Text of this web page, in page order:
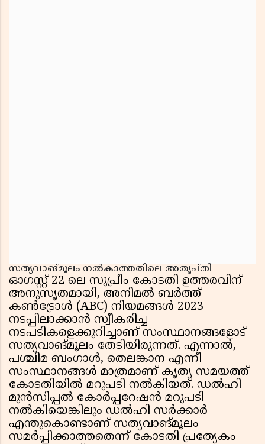
സത്യവാങ്മൂലം നൽകാത്തതിലെ അതൃപ്തി
ഓഗസ്റ്റ് 22 ലെ സുപ്രീം കോടതി ഉത്തരവിന്
അനുസൃതമായി, അനിമൽ ബർത്ത്
കൺട്രോൾ (ABC) നിയമങ്ങൾ 2023
നടപ്പിലാക്കാൻ സ്വീകരിച്ച
നടപടികളെക്കുറിച്ചാണ് സംസ്ഥാനങ്ങളോട്
സത്യവാങ്മൂലം തേടിയിരുന്നത്. എന്നാൽ,
പശ്ചിമ ബംഗാൾ, തെലങ്കാന എന്നീ
സംസ്ഥാനങ്ങൾ മാത്രമാണ് കൃത്യ സമയത്ത്
കോടതിയിൽ മറുപടി നൽകിയത്. ഡൽഹി
മുൻസിപ്പൽ കോർപ്പറേഷൻ മറുപടി
നൽകിയെങ്കിലും ഡൽഹി സർക്കാർ
എന്തുകൊണ്ടാണ് സത്യവാങ്മൂലം
സമർപ്പിക്കാത്തതെന്ന് കോടതി പ്രത്യേകം